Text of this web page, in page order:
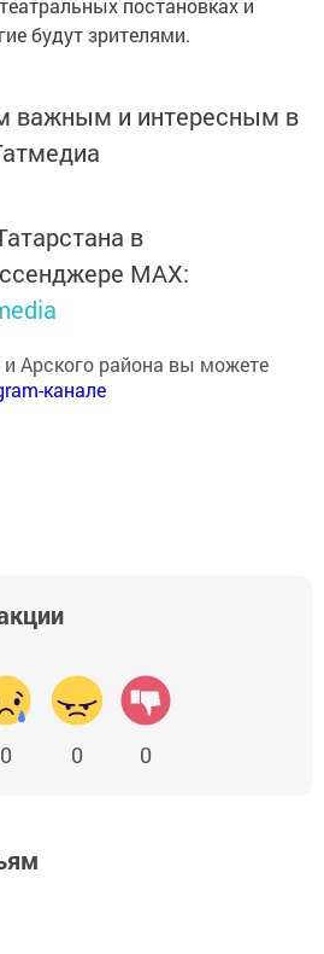
постановках и
будут зрителями.
важным и интересным в
в
MАХ:
Арского района вы можете
канале
0 0 0